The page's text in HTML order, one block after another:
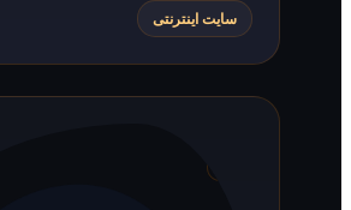
سایت اینترنتی